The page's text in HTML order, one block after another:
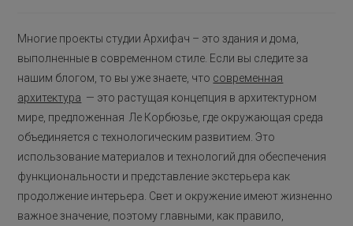
Многие проекты студии Архифач – это здания и дома,
выполненные в современном стиле. Если вы следите за
нашим блогом, то вы уже знаете, что современная
архитектура — это растущая концепция в архитектурном
мире, предложенная Ле Корбюзье, где окружающая среда
объединяется с технологическим развитием. Это
использование материалов и технологий для обеспечения
функциональности и представление экстерьера как
продолжение интерьера. Свет и окружение имеют жизненно
важное значение, поэтому главными, как правило,